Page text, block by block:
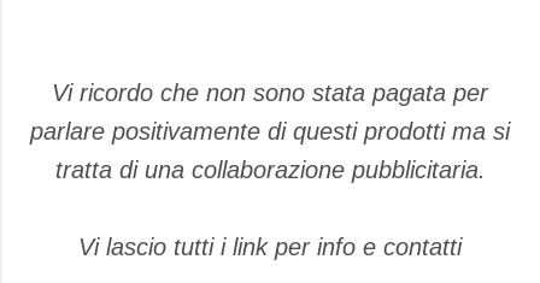
Vi ricordo che non sono stata pagata per
parlare positivamente di questi prodotti ma si
tratta di una collaborazione pubblicitaria.
Vi lascio tutti i link per info e contatti